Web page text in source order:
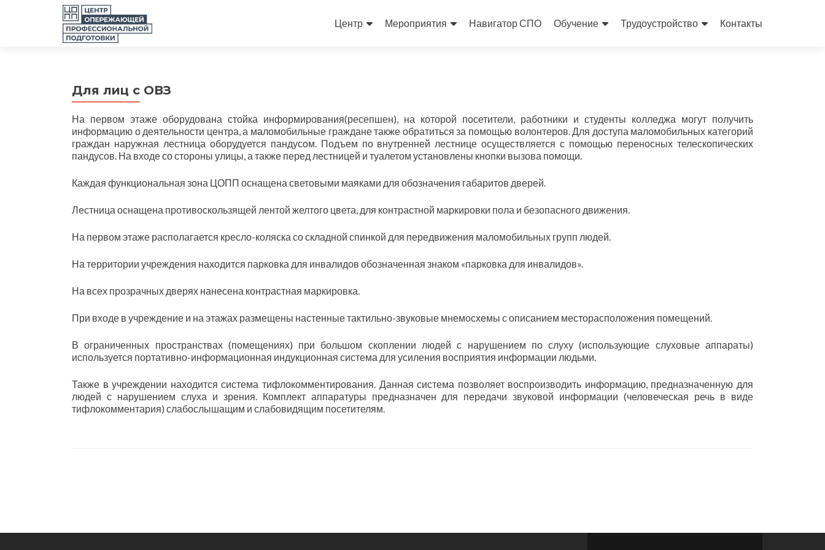
to
Центр Мероприятия Навигатор СПО Обучение Трудоустройство Контакты
Для лиц с ОВЗ
На первом этаже оборудована стойка информирования(ресепшен), на которой посетители, работники и студенты колледжа могут получить
информацию о деятельности центра, а маломобильные граждане также обратиться за помощью волонтеров. Для доступа маломобильных категорий
граждан наружная лестница оборудуется пандусом. Подъем по внутренней лестнице осуществляется с помощью переносных телескопических
пандусов. На входе со стороны улицы, а также перед лестницей и туалетом установлены кнопки вызова помощи.
Каждая функциональная зона ЦОПП оснащена световыми маяками для обозначения габаритов дверей.
Лестница оснащена противоскользящей лентой желтого цвета, для контрастной маркировки пола и безопасного движения.
На первом этаже располагается кресло-коляска со складной спинкой для передвижения маломобильных групп людей.
На территории учреждения находится парковка для инвалидов обозначенная знаком «парковка для инвалидов».
На всех прозрачных дверях нанесена контрастная маркировка.
При входе в учреждение и на этажах размещены настенные тактильно-звуковые мнемосхемы с описанием месторасположения помещений.
В ограниченных пространствах (помещениях) при большом скоплении людей с нарушением по слуху (использующие слуховые аппараты)
используется портативно-информационная индукционная система для усиления восприятия информации людьми.
Также в учреждении находится система тифлокомментирования. Данная система позволяет воспроизводить информацию, предназначенную для
людей с нарушением слуха и зрения. Комплект аппаратуры предназначен для передачи звуковой информации (человеческая речь в виде
тифлокомментария) слабослышащим и слабовидящим посетителям.